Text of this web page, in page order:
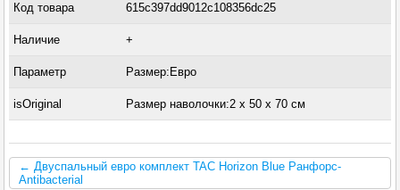
Код товара 615c397dd9012c108356dc25
Наличие +
Параметр Размер:Евро
isOriginal Размер наволочки:2 x 50 х 70 см
← Двуспальный евро комплект TAC Horizon Blue Ранфорс-
Antibacterial